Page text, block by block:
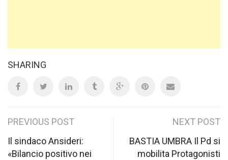
SHARING
Post
navigation
PREVIOUS POST
Il sindaco Ansideri:
«Bilancio positivo nei
NEXT POST
BASTIA UMBRA Il Pd si
mobilita Protagonisti